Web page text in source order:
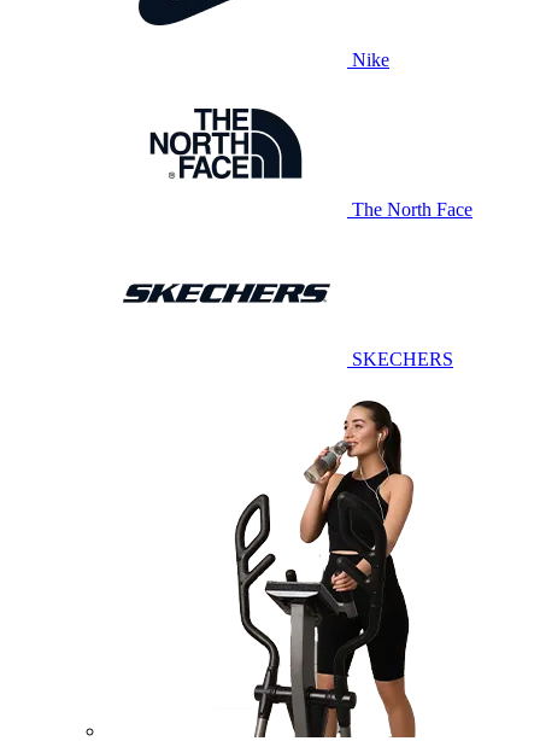
Nike
The North Face
SKECHERS